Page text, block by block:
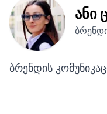
ანი
ბრენდის